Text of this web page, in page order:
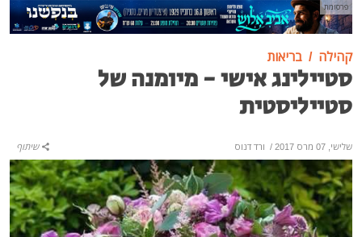
פרסומת
קהילה בריאות
סטיילינג אישי - מיומנה של
סטייליסטית
שלישי, 07 מרס 2017 / ורד דנוס שיתוף